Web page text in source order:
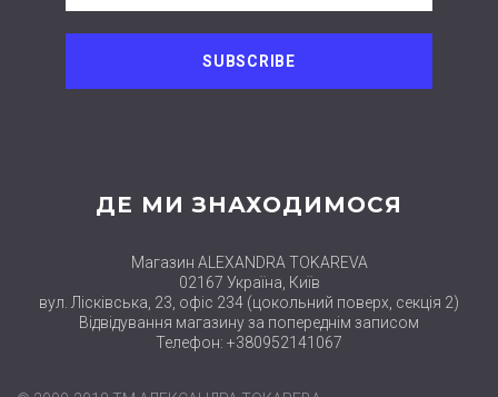
ДЕ МИ ЗНАХОДИМОСЯ
Магазин ALEXANDRA TOKAREVA
02167 Україна, Київ
вул. Лісківська, 23, офіс 234 (цокольний поверх, секція 2)
Відвідування магазину за попереднім записом
Телефон: +380952141067